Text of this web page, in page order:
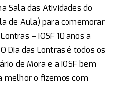
Sala das Atividades do
de Aula) para comemorar
– IOSF 10 anos a
Dia das Lontras é todos os
de Mora e a IOSF bem
melhor o fizemos com